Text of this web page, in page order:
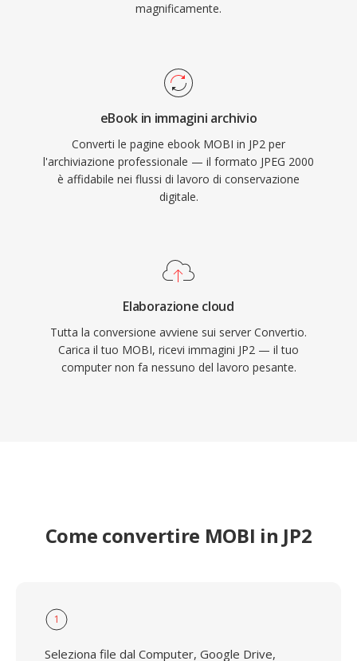
magnificamente.
eBook in immagini archivio
Converti le pagine ebook MOBI in JP2 per
l'archiviazione professionale — il formato JPEG 2000
è affidabile nei flussi di lavoro di conservazione
digitale.
Elaborazione cloud
Tutta la conversione avviene sui server Convertio.
Carica il tuo MOBI, ricevi immagini JP2 — il tuo
computer non fa nessuno del lavoro pesante.
Come convertire MOBI in JP2
1
Seleziona file dal Computer, Google Drive,